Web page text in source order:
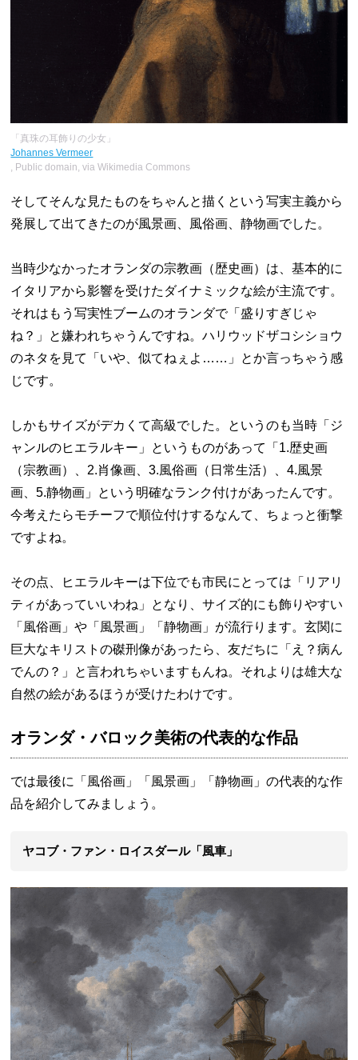
「真珠の耳飾りの少女」
Johannes Vermeer
, Public domain, via Wikimedia Commons
そしてそんな見たものをちゃんと描くという写実主義から
発展して出てきたのが風景画、風俗画、静物画でした。
当時少なかったオランダの宗教画（歴史画）は、基本的に
イタリアから影響を受けたダイナミックな絵が主流です。
それはもう写実性ブームのオランダで「盛りすぎじゃ
ね？」と嫌われちゃうんですね。ハリウッドザコシショウ
のネタを見て「いや、似てねぇよ……」とか言っちゃう感
じです。
しかもサイズがデカくて高級でした。というのも当時「ジ
ャンルのヒエラルキー」というものがあって「1.歴史画
（宗教画）、2.肖像画、3.風俗画（日常生活）、4.風景
画、5.静物画」という明確なランク付けがあったんです。
今考えたらモチーフで順位付けするなんて、ちょっと衝撃
ですよね。
その点、ヒエラルキーは下位でも市民にとっては「リアリ
ティがあっていいわね」となり、サイズ的にも飾りやすい
「風俗画」や「風景画」「静物画」が流行ります。玄関に
巨大なキリストの磔刑像があったら、友だちに「え？病ん
でんの？」と言われちゃいますもんね。それよりは雄大な
自然の絵があるほうが受けたわけです。
オランダ・バロック美術の代表的な作品
では最後に「風俗画」「風景画」「静物画」の代表的な作
品を紹介してみましょう。
ヤコブ・ファン・ロイスダール「風車」